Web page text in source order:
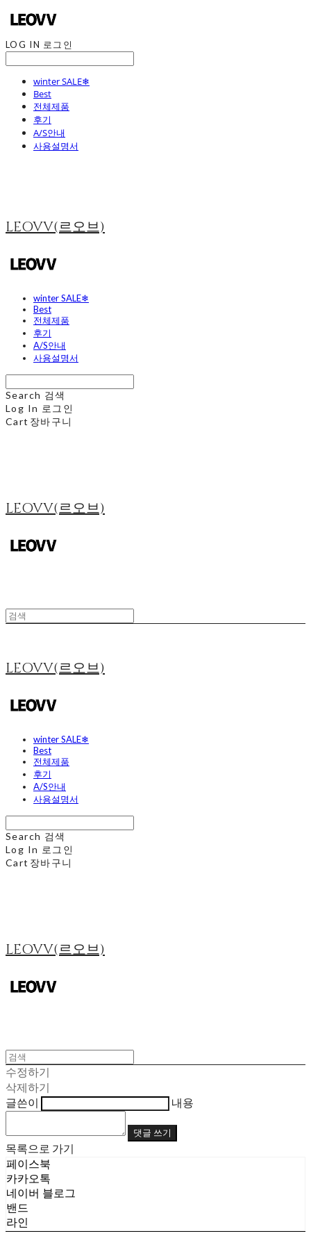
LOG IN 로그인
winter SALE❄
Best
전체제품
후기
A/S안내
사용설명서
LEOVV(르오브)
winter SALE❄
Best
전체제품
후기
A/S안내
사용설명서
Search 검색
Log In 로그인
Cart 장바구니
LEOVV(르오브)
LEOVV(르오브)
winter SALE❄
Best
전체제품
후기
A/S안내
사용설명서
Search 검색
Log In 로그인
Cart 장바구니
LEOVV(르오브)
수정하기
삭제하기
글쓴이
내용
댓글 쓰기
목록으로 가기
페이스북
카카오톡
네이버 블로그
밴드
라인